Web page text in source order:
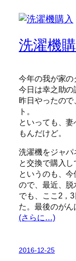
洗濯機
今年の我が家の
今日は幸之助
昨日やったの
ト。
といっても、
もんだけど。
洗濯機をジャ
と交換で購入し
というのも、
ので、最近、脱
でも、ここ2，
た。最後のがん
(さらに…)
2016-12-25